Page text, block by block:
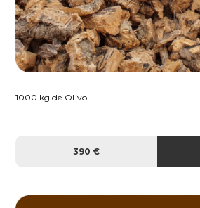
1000 kg de Olivo...
390 €